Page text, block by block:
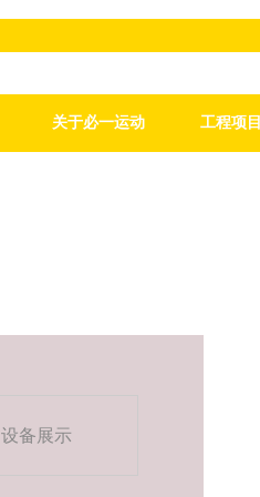
关于必一运动 工程项目
设备展示